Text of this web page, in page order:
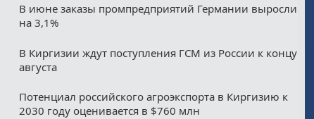
В июне заказы промпредприятий Германии выросли
на 3,1%
В Киргизии ждут поступления ГСМ из России к концу
августа
Потенциал российского агроэкспорта в Киргизию к
2030 году оценивается в $760 млн